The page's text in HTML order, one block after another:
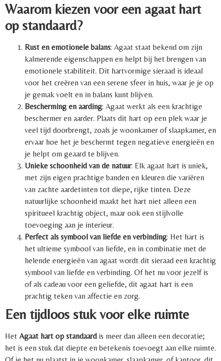
Waarom kiezen voor een agaat hart
op standaard?
Rust en emotionele balans: Agaat staat bekend om zijn
kalmerende eigenschappen en helpt bij het brengen van
emotionele stabiliteit. Dit hartvormige sieraad is ideaal
voor het creëren van een serene sfeer in huis, waar je je op
je gemak voelt en in balans kunt blijven.
Bescherming en aarding: Agaat werkt als een krachtige
beschermer en aarder. Plaats dit hart op een plek waar je
veel tijd doorbrengt, zoals je woonkamer of slaapkamer, en
ervaar hoe het je beschermt tegen negatieve energieën en
je helpt om geaard te blijven.
Unieke schoonheid van de natuur: Elk agaat hart is uniek,
met zijn eigen prachtige banden en kleuren die variëren
van zachte aardetinten tot diepe, rijke tinten. Deze
natuurlijke schoonheid maakt het hart niet alleen een
spiritueel krachtig object, maar ook een stijlvolle
toevoeging aan je interieur.
Perfect als symbool van liefde en verbinding: Het hart is
het ultieme symbool van liefde, en in combinatie met de
helende energieën van agaat wordt dit sieraad een krachtig
symbool van liefde en verbinding. Of het nu voor jezelf is
of als cadeau voor een geliefde, dit agaat hart is een
prachtig teken van affectie en zorg.
Een tijdloos stuk voor elke ruimte
Het Agaat hart op standaardis meer dan alleen een decoratie;
het is een stuk dat diepte en betekenis toevoegt aan elke ruimte.